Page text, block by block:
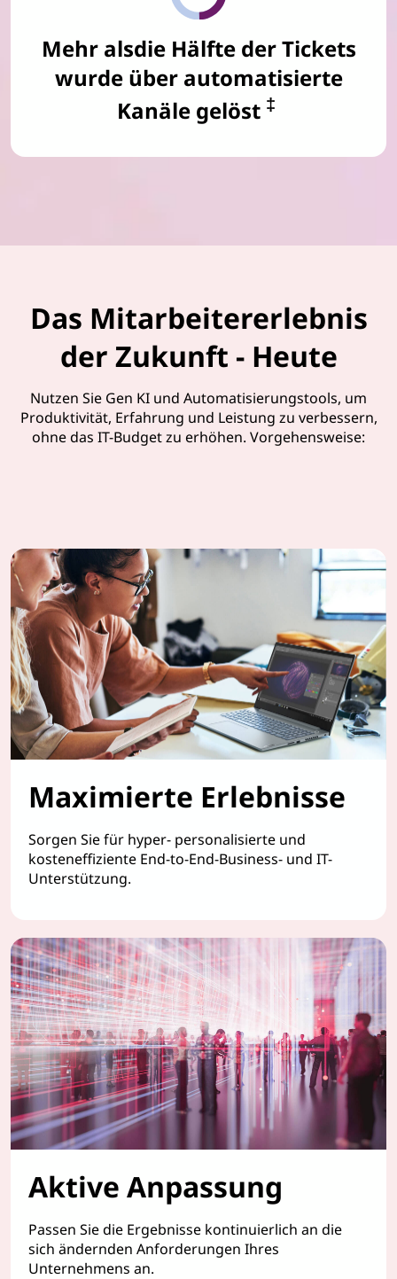
Mehr alsdie Hälfte der Tickets
wurde über automatisierte
Kanäle gelöst ‡
Das Mitarbeitererlebnis
der Zukunft - Heute
Nutzen Sie Gen KI und Automatisierungstools, um
Produktivität, Erfahrung und Leistung zu verbessern,
ohne das IT-Budget zu erhöhen. Vorgehensweise:
Maximierte Erlebnisse
Sorgen Sie für hyper- personalisierte und
kosteneffiziente End-to-End-Business- und IT-
Unterstützung.
Aktive Anpassung
Passen Sie die Ergebnisse kontinuierlich an die
sich ändernden Anforderungen Ihres
Unternehmens an.